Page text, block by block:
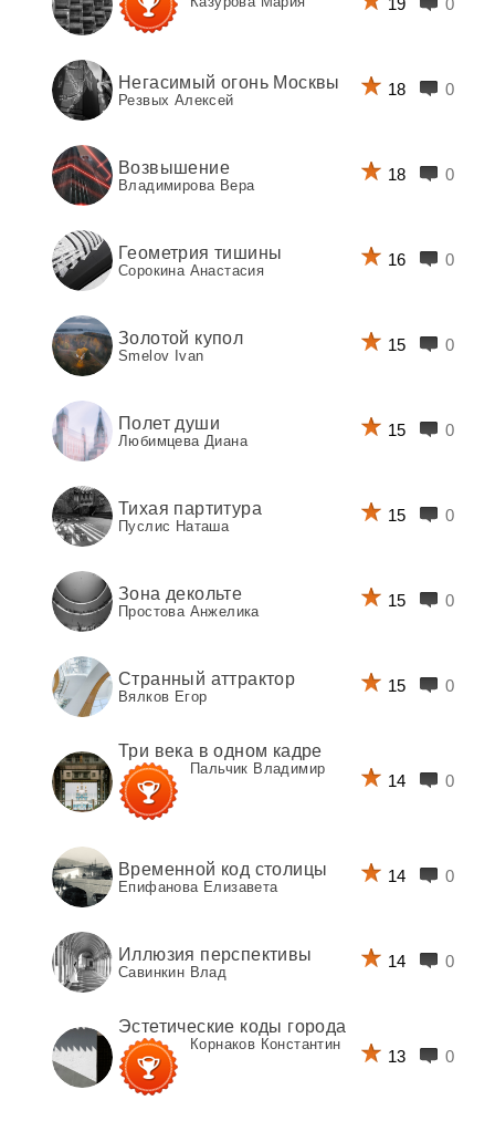
19 0
Негасимый огонь Москвы
Резвых Алексей
18 0
Возвышение
Владимирова Вера
18 0
Геометрия тишины
Сорокина Анастасия
16 0
Золотой купол
Smelov Ivan
15 0
Полет души
Любимцева Диана
15 0
Тихая партитура
Пуслис Наташа
15 0
Зона декольте
Простова Анжелика
15 0
Странный аттрактор
Вялков Егор
15 0
Три века в одном кадре
Пальчик Владимир
14 0
Временной код столицы
Епифанова Елизавета
14 0
Иллюзия перспективы
Савинкин Влад
14 0
Эстетические коды города
Корнаков Константин
13 0